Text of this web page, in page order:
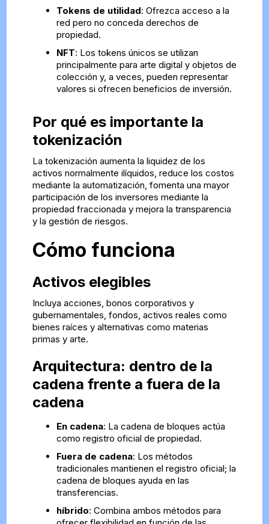
Tokens de utilidad: Ofrezca acceso a la
red pero no conceda derechos de
propiedad.
NFT: Los tokens únicos se utilizan
principalmente para arte digital y objetos de
colección y, a veces, pueden representar
valores si ofrecen beneficios de inversión.
Por qué es importante la
tokenización
La tokenización aumenta la liquidez de los
activos normalmente ilíquidos, reduce los costos
mediante la automatización, fomenta una mayor
participación de los inversores mediante la
propiedad fraccionada y mejora la transparencia
y la gestión de riesgos.
Cómo funciona
Activos elegibles
Incluya acciones, bonos corporativos y
gubernamentales, fondos, activos reales como
bienes raíces y alternativas como materias
primas y arte.
Arquitectura: dentro de la
cadena frente a fuera de la
cadena
En cadena: La cadena de bloques actúa
como registro oficial de propiedad.
Fuera de cadena: Los métodos
tradicionales mantienen el registro oficial; la
cadena de bloques ayuda en las
transferencias.
híbrido: Combina ambos métodos para